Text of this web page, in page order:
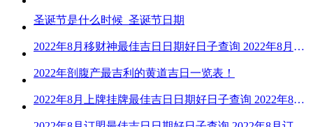
圣诞节是什么时候_圣诞节日期
2022年8月移财神最佳吉日日期好日子查询 2022年8月移财神吉日一览
2022年剖腹产最吉利的黄道吉日一览表！
2022年8月上牌挂牌最佳吉日日期好日子查询 2022年8月上牌吉日精选